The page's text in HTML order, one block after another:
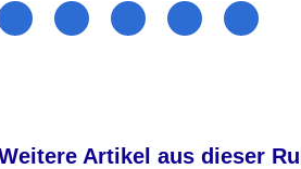
Artikel aus dieser